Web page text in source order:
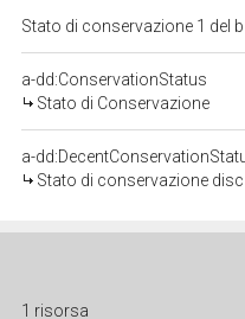
Stato di conservazione 1 del
a-dd:ConservationStatus
Stato di Conservazione
a-
Stato di conservazione
1 risorsa